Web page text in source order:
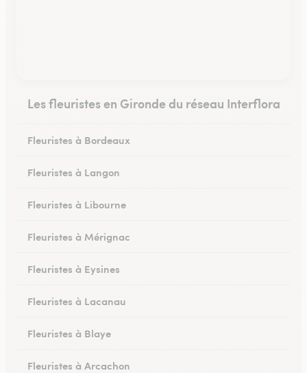
Les fleuristes en Gironde du réseau Interflora
Fleuristes à Bordeaux
Fleuristes à Langon
Fleuristes à Libourne
Fleuristes à Mérignac
Fleuristes à Eysines
Fleuristes à Lacanau
Fleuristes à Blaye
Fleuristes à Arcachon